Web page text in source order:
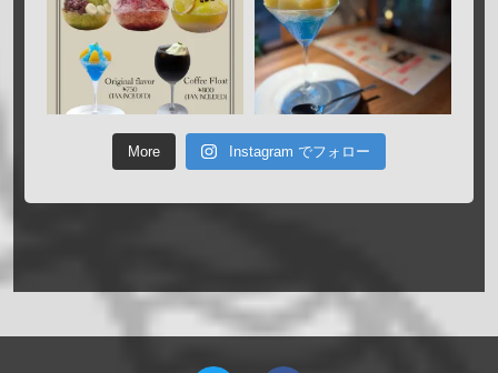
More Instagram でフォロー